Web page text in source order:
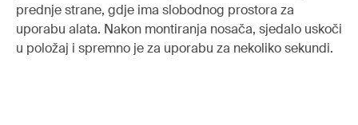
prednje strane, gdje ima slobodnog prostora za
uporabu alata. Nakon montiranja nosača, sjedalo uskoči
u položaj i spremno je za uporabu za nekoliko sekundi.